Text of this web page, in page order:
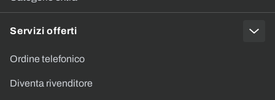
Servizi offerti
Ordine telefonico
Diventa rivenditore